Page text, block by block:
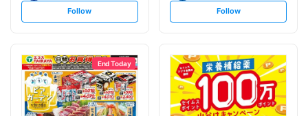
s
t
l
o
w
Follow
s
t
l
o
w
Follow
End Today